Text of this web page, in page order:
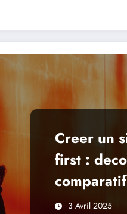
Creer un
first :
et Jimdo
3 Avril 2025